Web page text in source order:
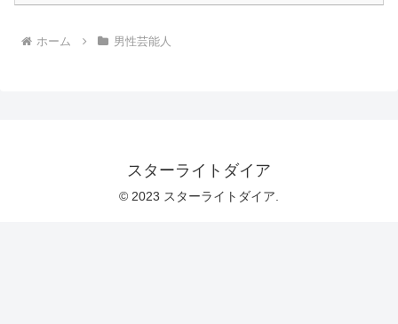
ホーム 男性芸能人
スターライトダイア
© 2023 スターライトダイア.